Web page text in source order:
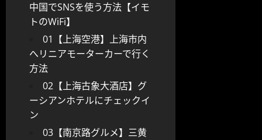
中国でSNSを使う方法【イモ
トのWiFi】
01【上海空港】上海市内
へリニアモーターカーで行く
方法
02【上海古象大酒店】グ
ーシアンホテルにチェックイ
ン
03【南京路グルメ】三黄